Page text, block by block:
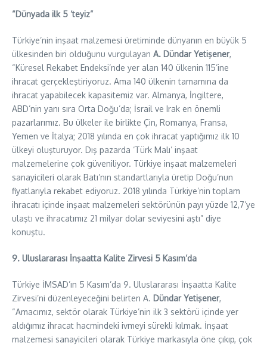
“Dünyada ilk 5 ‘teyiz”
Türkiye’nin inşaat malzemesi üretiminde dünyanın en büyük 5
ülkesinden biri olduğunu vurgulayan A. Dündar Yetişener,
“Küresel Rekabet Endeksi’nde yer alan 140 ülkenin 115’ine
ihracat gerçekleştiriyoruz. Ama 140 ülkenin tamamına da
ihracat yapabilecek kapasitemiz var. Almanya, İngiltere,
ABD’nin yanı sıra Orta Doğu’da; İsrail ve Irak en önemli
pazarlarımız. Bu ülkeler ile birlikte Çin, Romanya, Fransa,
Yemen ve İtalya; 2018 yılında en çok ihracat yaptığımız ilk 10
ülkeyi oluşturuyor. Dış pazarda ‘Türk Malı’ inşaat
malzemelerine çok güveniliyor. Türkiye inşaat malzemeleri
sanayicileri olarak Batı’nın standartlarıyla üretip Doğu’nun
fiyatlarıyla rekabet ediyoruz. 2018 yılında Türkiye’nin toplam
ihracatı içinde inşaat malzemeleri sektörünün payı yüzde 12,7’ye
ulaştı ve ihracatımız 21 milyar dolar seviyesini aştı” diye
konuştu.
9. Uluslararası İnşaatta Kalite Zirvesi 5 Kasım’da
Türkiye İMSAD’ın 5 Kasım’da 9. Uluslararası İnşaatta Kalite
Zirvesi’ni düzenleyeceğini belirten A. Dündar Yetişener,
“Amacımız, sektör olarak Türkiye’nin ilk 3 sektörü içinde yer
aldığımız ihracat hacmindeki ivmeyi sürekli kılmak. İnşaat
malzemesi sanayicileri olarak Türkiye markasıyla öne çıkıp, çok